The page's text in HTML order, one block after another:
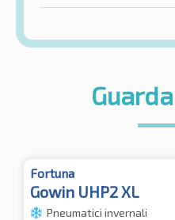
Fortuna
Gowin UHP2 XL
Pneumatici invernali